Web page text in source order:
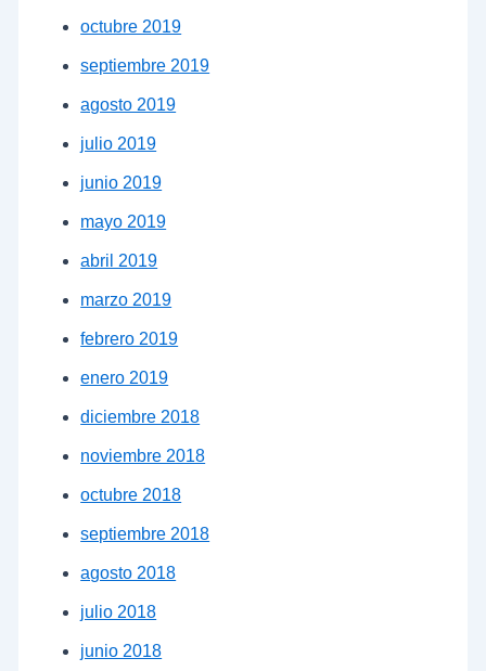
octubre 2019
septiembre 2019
agosto 2019
julio 2019
junio 2019
mayo 2019
abril 2019
marzo 2019
febrero 2019
enero 2019
diciembre 2018
noviembre 2018
octubre 2018
septiembre 2018
agosto 2018
julio 2018
junio 2018